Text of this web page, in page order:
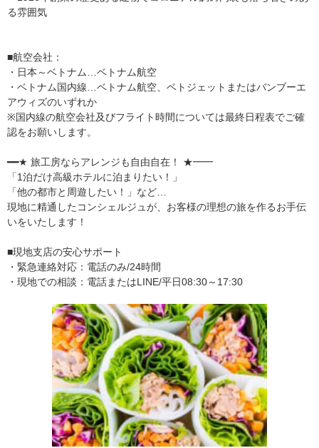
る雰囲気
■航空会社：
・日本～ベトナム…ベトナム航空
・ベトナム国内線…ベトナム航空、ベトジェットまたはバンブーエ
アウィズのいずれか
※国内線の航空会社及びフライト時間については最終日程表でご確
認をお願いします。
━━★ 旅工房ならアレンジも自由自在！ ★━━
「1泊だけ高級ホテルに泊まりたい！」
「他の都市と周遊したい！」など…
現地に精通したコンシェルジュが、お客様の理想の旅を作るお手伝
いをいたします！
■現地支店の安心サポート
・緊急連絡対応：電話のみ/24時間
・現地での相談：電話またはLINE/平日08:30～17:30